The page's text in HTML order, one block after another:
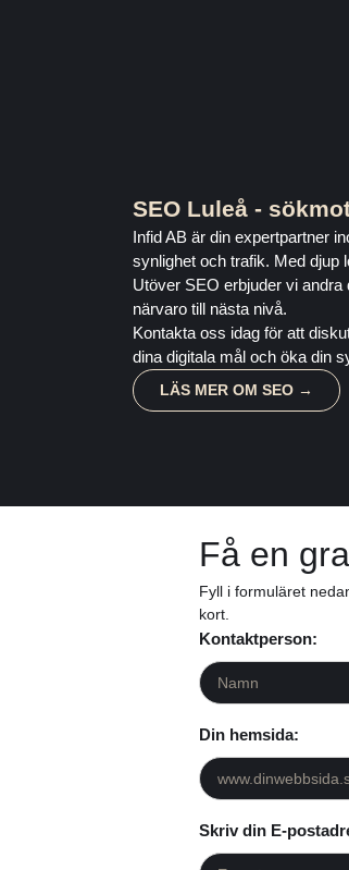
SEO Luleå -
Infid AB är din expertpartner
synlighet och trafik. Med djup
Utöver SEO erbjuder vi
närvaro till nästa nivå.
Kontakta oss idag för att
dina digitala mål och öka din
LÄS MER OM SEO →
Fyll i formuläret
kort.
Kontaktperson:
Din hemsida:
Skriv din E-
Få en